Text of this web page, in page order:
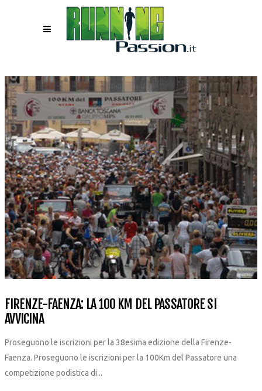
FIRENZE-FAENZA: LA 100 KM DEL PASSATORE SI
AVVICINA
Proseguono le iscrizioni per la 38esima edizione della Firenze-
Faenza. Proseguono le iscrizioni per la 100Km del Passatore una
competizione podistica di...